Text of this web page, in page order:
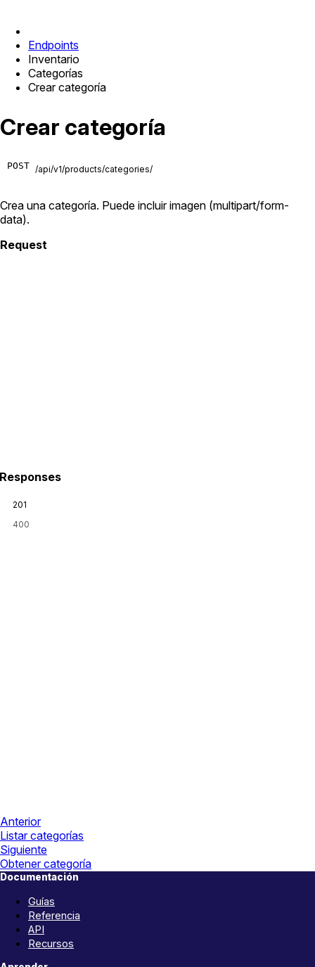
Endpoints
Inventario
Categorías
Crear categoría
Crear categoría
POST /api/v1/products/categories/
Crea una categoría. Puede incluir imagen (multipart/form-
data).
Request
Responses
201
400
Anterior
Listar categorías
Siguiente
Obtener categoría
Documentación
Guías
Referencia
API
Recursos